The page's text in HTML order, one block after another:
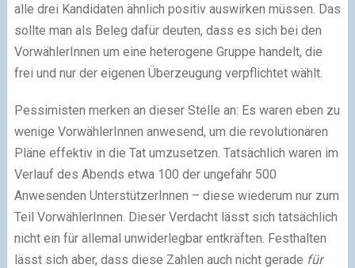
alle drei Kandidaten ähnlich positiv auswirken müssen. Das
sollte man als Beleg dafür deuten, dass es sich bei den
VorwählerInnen um eine heterogene Gruppe handelt, die
frei und nur der eigenen Überzeugung verpflichtet wählt.
Pessimisten merken an dieser Stelle an: Es waren eben zu
wenige VorwählerInnen anwesend, um die revolutionären
Pläne effektiv in die Tat umzusetzen. Tatsächlich waren im
Verlauf des Abends etwa 100 der ungefähr 500
Anwesenden UnterstützerInnen – diese wiederum nur zum
Teil VorwählerInnen. Dieser Verdacht lässt sich tatsächlich
nicht ein für allemal unwiderlegbar entkräften. Festhalten
lässt sich aber, dass diese Zahlen auch nicht gerade für